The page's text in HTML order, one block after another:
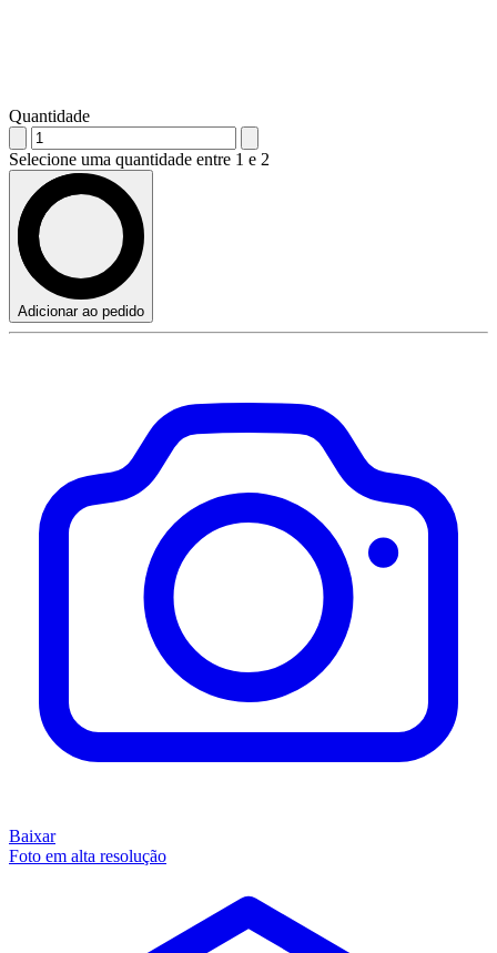
Quantidade
Selecione uma quantidade entre 1 e 2
Adicionar ao pedido
Baixar
Foto em alta resolução